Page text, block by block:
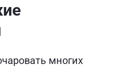
многих